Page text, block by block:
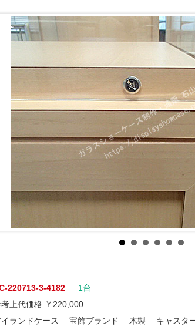
220713-3-4182
1台
上代価格 ￥220,000
イランドケース 宝飾ブランド 木製 キャス